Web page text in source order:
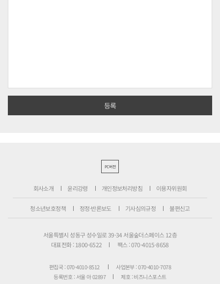
PC버전
회사소개 윤리강령 개인정보처리방침 이용자위원회
청소년보호정책 정정·반론보도 기사심의규정 불편신고
서울특별시 성동구 성수일로 39-34 서울숲더스페이스 12층
대표전화 : 1800-6522
팩스 : 070-4015-8658
편집국 : 070-4010-8512
사업본부 : 070-4010-7078
등록번호 : 서울 아 02897
제호 : 비즈니스포스트